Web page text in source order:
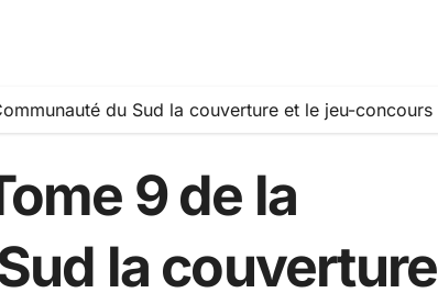
du Sud la couverture et le jeu-concours
9 de la
la couverture